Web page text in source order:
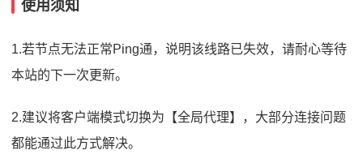
使用须知
1.若节点无法正常Ping通，说明该线路已失效，请耐心等待
本站的下一次更新。
2.建议将客户端模式切换为【全局代理】，大部分连接问题
都能通过此方式解决。